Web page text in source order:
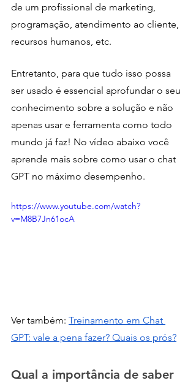
de um profissional de marketing,
programação, atendimento ao cliente,
recursos humanos, etc.
Entretanto, para que tudo isso possa
ser usado é essencial aprofundar o seu
conhecimento sobre a solução e não
apenas usar e ferramenta como todo
mundo já faz! No vídeo abaixo você
aprende mais sobre como usar o chat
GPT no máximo desempenho.
https://www.youtube.com/watch?
v=M8B7Jn61ocA
Ver também: Treinamento em Chat
GPT: vale a pena fazer? Quais os prós?
Qual a importância de saber